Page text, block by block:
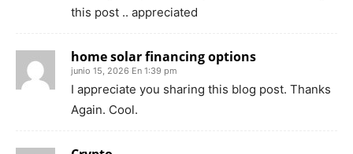
this post .. appreciated
home solar financing options
junio 15, 2026 En 1:39 pm
I appreciate you sharing this blog post. Thanks
Again. Cool.